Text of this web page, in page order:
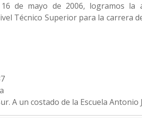
de mayo de 2006, logramos la
Técnico Superior para la carrera
A un costado de la Escuela Antonio